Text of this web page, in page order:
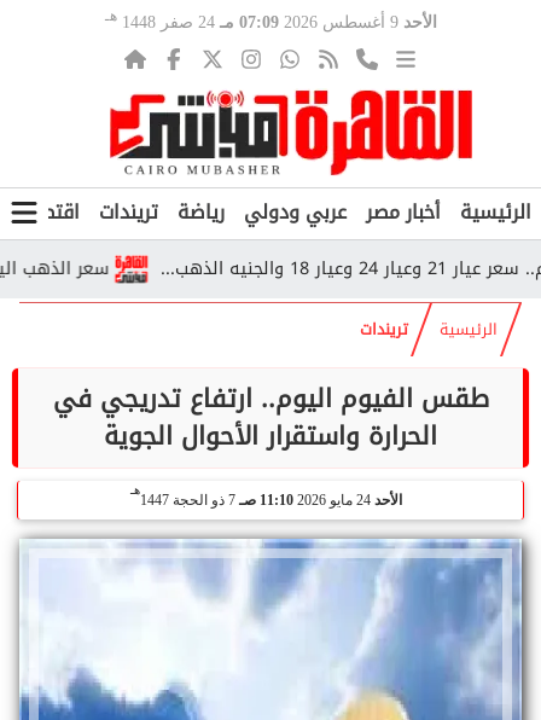
الأحد 9 أغسطس 2026 07:09 مـ 24 صفر 1448 هـ
الرئيسية أخبار مصر عربي ودولي رياضة تريندات اقتصاد
سعر الذهب اليوم في مصر.. عيار 21 الذهب...
الرئيسية تريندات
طقس الفيوم اليوم.. ارتفاع تدريجي في
الحرارة واستقرار الأحوال الجوية
الأحد 24 مايو 2026 11:10 صـ 7 ذو الحجة 1447
هـ